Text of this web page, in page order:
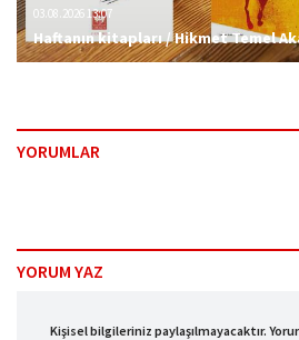
03.08.2026 13:07
Haftanın kitapları / Hikmet Temel
YORUMLAR
YORUM YAZ
Kişisel bilgileriniz paylaşılmayacaktır.